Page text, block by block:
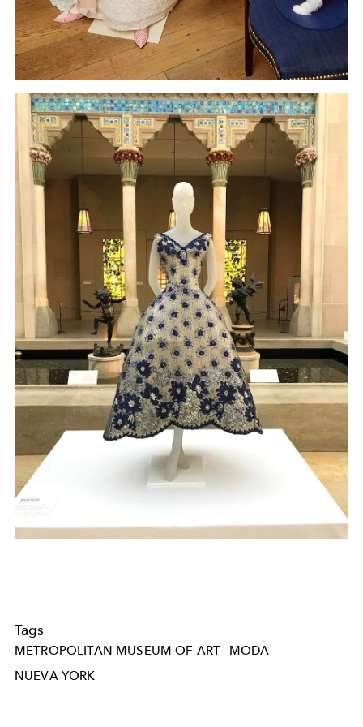
Tags
METROPOLITAN MUSEUM OF ART
MODA
NUEVA YORK